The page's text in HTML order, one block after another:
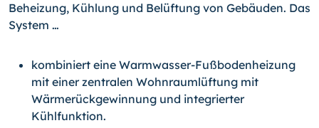
Beheizung, Kühlung und Belüftung von Gebäuden. Das
System …
kombiniert eine Warmwasser-Fußbodenheizung
mit einer zentralen Wohnraumlüftung mit
Wärmerückgewinnung und integrierter
Kühlfunktion.